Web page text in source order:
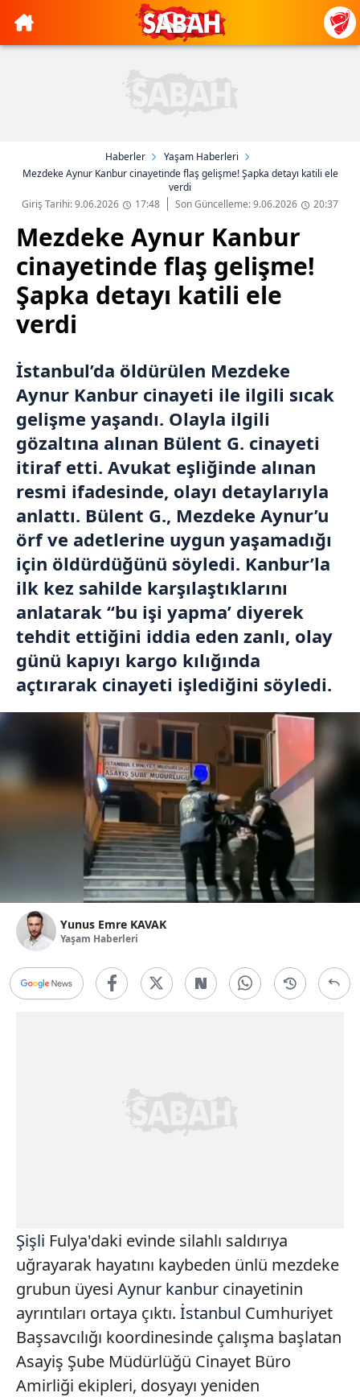
Haberler
Yaşam Haberleri
Mezdeke Aynur Kanbur cinayetinde flaş gelişme! Şapka detayı katili ele
verdi
Giriş Tarihi: 9.06.2026
17:48 Son Güncelleme: 9.06.2026 20:37
Mezdeke Aynur Kanbur
cinayetinde flaş gelişme!
Şapka detayı katili ele
verdi
İstanbul’da öldürülen Mezdeke
Aynur Kanbur cinayeti ile ilgili sıcak
gelişme yaşandı. Olayla ilgili
gözaltına alınan Bülent G. cinayeti
itiraf etti. Avukat eşliğinde alınan
resmi ifadesinde, olayı detaylarıyla
anlattı. Bülent G., Mezdeke Aynur’u
örf ve adetlerine uygun yaşamadığı
için öldürdüğünü söyledi. Kanbur’la
ilk kez sahilde karşılaştıklarını
anlatarak “bu işi yapma’ diyerek
tehdit ettiğini iddia eden zanlı, olay
günü kapıyı kargo kılığında
açtırarak cinayeti işlediğini söyledi.
Yunus Emre KAVAK
Yaşam Haberleri
Şişli Fulya'daki evinde silahlı saldırıya
uğrayarak hayatını kaybeden ünlü mezdeke
grubun üyesi Aynur kanbur cinayetinin
ayrıntıları ortaya çıktı. İstanbul Cumhuriyet
Başsavcılığı koordinesinde çalışma başlatan
Asayiş Şube Müdürlüğü Cinayet Büro
Amirliği ekipleri, dosyayı yeniden